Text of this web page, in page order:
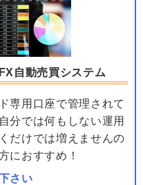
自動売買システム
専用口座で管理されて
分では何もしない運用
だけでは増えませんの
におすすめ！
さい